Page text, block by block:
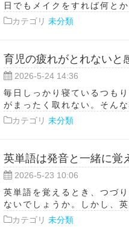
日でもメイクをすれば何と
カテゴリ 未分類
育児の疲れがとれないと
2026-5-24 14:36
毎日しっかり寝ているつも
がまったく取れない。そん
カテゴリ 未分類
英単語は発音と一緒に覚
2026-5-23 10:06
英単語を覚えるとき、つづ
ないでしょうか。しかし、
カテゴリ 未分類